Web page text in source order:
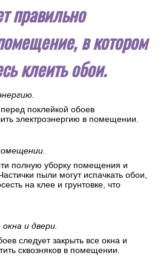
правильно
в котором
клеить обои.
поклейкой обоев
электроэнергию в помещении.
полную уборку помещения и
пыли могут испачкать обои,
на клее и грунтовке, что
и двери.
следует закрыть все окна и
сквозняков в помещении.